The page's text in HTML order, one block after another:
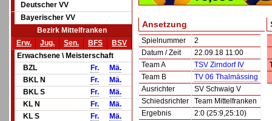
Deutscher VV
Bayerischer VV
Bezirk Mittelfranken
Erw.
Jug. Sen. BFS
BSV
Erwachsene \ Meisterschaft
BZL
Fr.
Mä.
BKL N
Fr.
Mä.
BKL S
Fr.
Mä.
KL N
Fr.
Mä.
KL S
Fr.
Mä.
Ansetzung
Spielnummer
2
Datum / Zeit
22.09.18 11:00
Team A
TSV Zirndorf IV
Team B
TV 06 Thalmässing
Ausrichter
SV Schwaig V
Schiedsrichter
Team Mittelfranken
Ergebnis
2:0 (25:9,25:10)